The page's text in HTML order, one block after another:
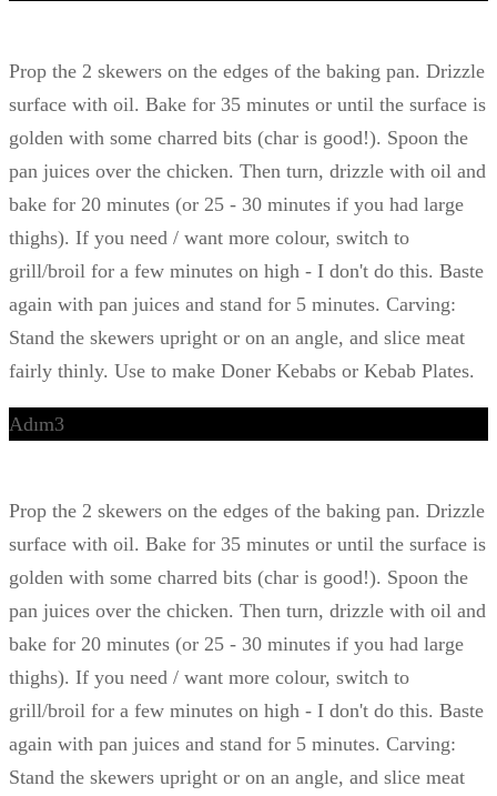
Prop the 2 skewers on the edges of the baking pan. Drizzle
surface with oil. Bake for 35 minutes or until the surface is
golden with some charred bits (char is good!). Spoon the
pan juices over the chicken. Then turn, drizzle with oil and
bake for 20 minutes (or 25 - 30 minutes if you had large
thighs). If you need / want more colour, switch to
grill/broil for a few minutes on high - I don't do this. Baste
again with pan juices and stand for 5 minutes. Carving:
Stand the skewers upright or on an angle, and slice meat
fairly thinly. Use to make Doner Kebabs or Kebab Plates.
Adım3
Prop the 2 skewers on the edges of the baking pan. Drizzle
surface with oil. Bake for 35 minutes or until the surface is
golden with some charred bits (char is good!). Spoon the
pan juices over the chicken. Then turn, drizzle with oil and
bake for 20 minutes (or 25 - 30 minutes if you had large
thighs). If you need / want more colour, switch to
grill/broil for a few minutes on high - I don't do this. Baste
again with pan juices and stand for 5 minutes. Carving:
Stand the skewers upright or on an angle, and slice meat